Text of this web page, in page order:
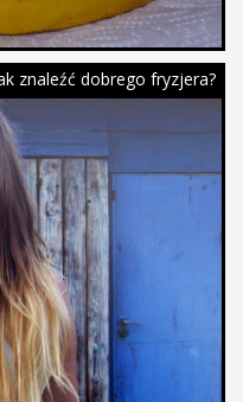
znaleźć dobrego fryzjera?